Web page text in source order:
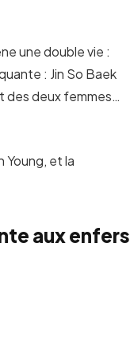
une double vie :
: Jin So Baek
des deux femmes…
Young, et la
aux enfers